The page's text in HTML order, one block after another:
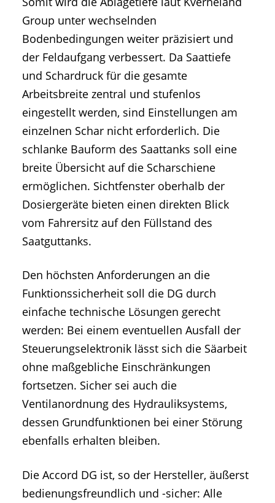
Group unter wechselnden
Bodenbedingungen weiter präzisiert und
der Feldaufgang verbessert. Da Saattiefe
und Schardruck für die gesamte
Arbeitsbreite zentral und stufenlos
eingestellt werden, sind Einstellungen am
einzelnen Schar nicht erforderlich. Die
schlanke Bauform des Saattanks soll eine
breite Übersicht auf die Scharschiene
ermöglichen. Sichtfenster oberhalb der
Dosiergeräte bieten einen direkten Blick
vom Fahrersitz auf den Füllstand des
Saatguttanks.
Den höchsten Anforderungen an die
Funktionssicherheit soll die DG durch
einfache technische Lösungen gerecht
werden: Bei einem eventuellen Ausfall der
Steuerungselektronik lässt sich die Säarbeit
ohne maßgebliche Einschränkungen
fortsetzen. Sicher sei auch die
Ventilanordnung des Hydrauliksystems,
dessen Grundfunktionen bei einer Störung
ebenfalls erhalten bleiben.
Die Accord DG ist, so der Hersteller, äußerst
bedienungsfreundlich und -sicher: Alle